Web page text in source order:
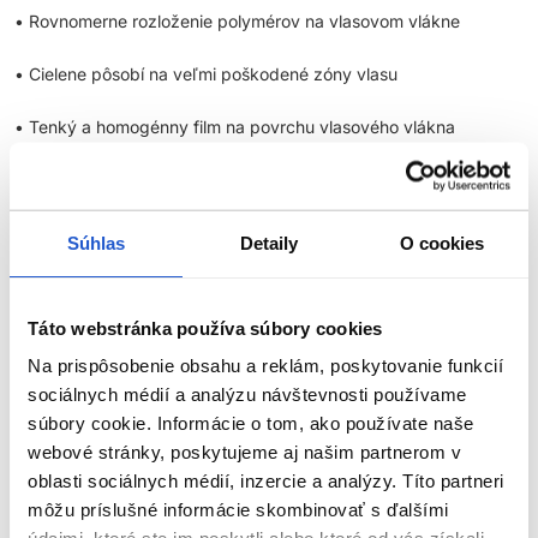
Súhlas Detaily O cookies
Táto webstránka používa súbory cookies
Na prispôsobenie obsahu a reklám, poskytovanie funkcií
sociálnych médií a analýzu návštevnosti používame
súbory cookie. Informácie o tom, ako používate naše
webové stránky, poskytujeme aj našim partnerom v
oblasti sociálnych médií, inzercie a analýzy. Títo partneri
môžu príslušné informácie skombinovať s ďalšími
• Rovnomerne rozloženie polymérov na vlasovom vlákne
• Cielene pôsobí na veľmi poškodené zóny vlasu
• Tenký a homogénny film na povrchu vlasového vlákna
[Zlatý štandard profesionálnej regenerácie]:Profesionálne
zloženie obsahuje výťažky z obilného proteínu a zlatej quinoy.
Poškodený povrch vlasov je okamžite transformovaný, vlasy sú
hebké, lesklé a ľahké na dotyk.
ABSOLUT REPAIR KONDICIONÉR